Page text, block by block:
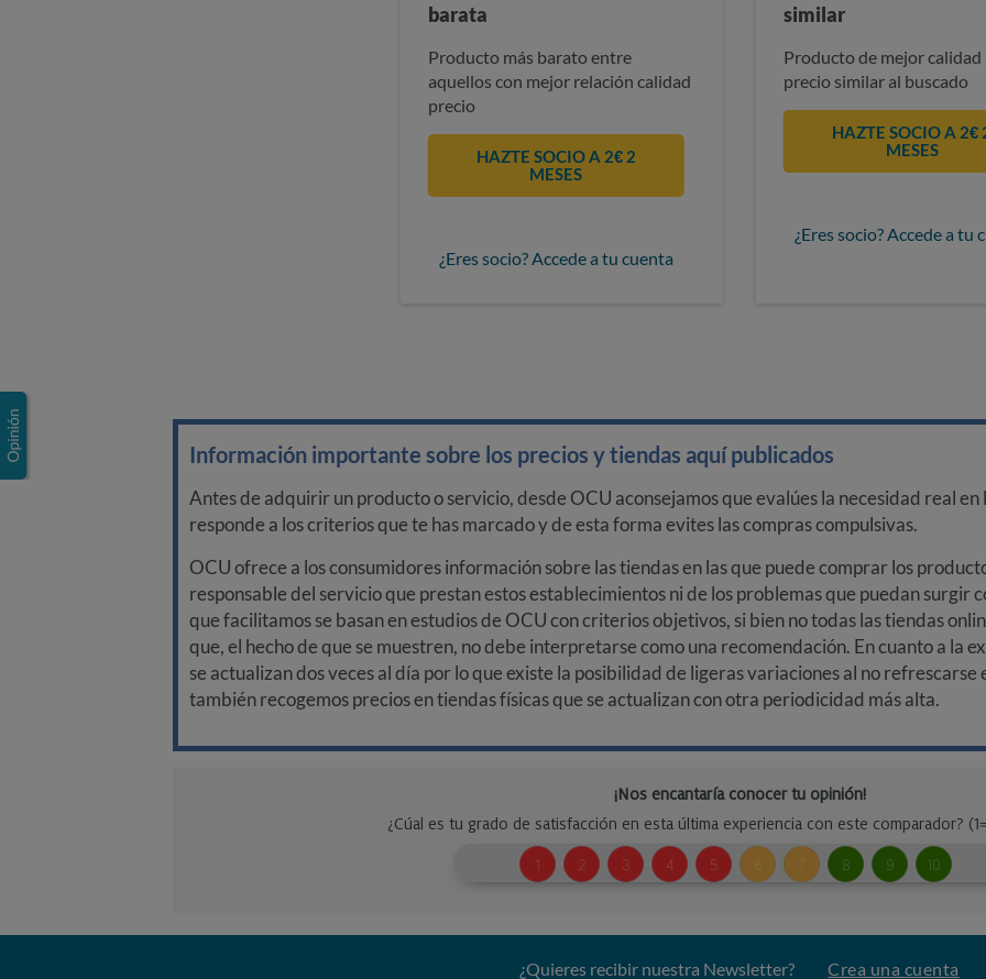
barata
Producto más barato entre
aquellos con mejor relación calidad
precio
HAZTE SOCIO A 2€ 2
MESES
¿Eres socio? Accede a tu cuenta
similar
Producto de mejor calidad
precio similar al buscado
HAZTE SOCIO A 2€
MESES
¿Eres socio? Accede a tu
Información importante sobre los precios y tiendas aquí publicados
Antes de adquirir un producto o servicio, desde OCU aconsejamos que evalúes la necesidad real
responde a los criterios que te has marcado y de esta forma evites las compras compulsivas.
OCU ofrece a los consumidores información sobre las tiendas en las que puede comprar los
responsable del servicio que prestan estos establecimientos ni de los problemas que puedan surgir
que facilitamos se basan en estudios de OCU con criterios objetivos, si bien no todas las tiendas
que, el hecho de que se muestren, no debe interpretarse como una recomendación. En cuanto a la
se actualizan dos veces al día por lo que existe la posibilidad de ligeras variaciones al no refrescarse
también recogemos precios en tiendas físicas que se actualizan con otra periodicidad más alta.
¿Quieres recibir nuestra Newsletter? Crea una cuenta